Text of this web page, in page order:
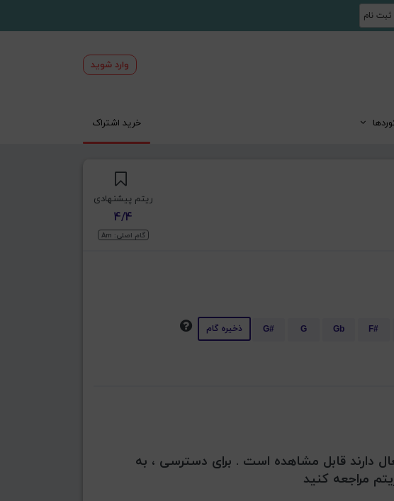
ثبت نام
وارد شوید
خرید اشتراک
ریتم پیشنهادی
4/4
گام اصلی: Am
F#
Gb
G
G# ذخیره گام
دارند قابل مشاهده است . برای دسترسی ، به
مراجعه کنید